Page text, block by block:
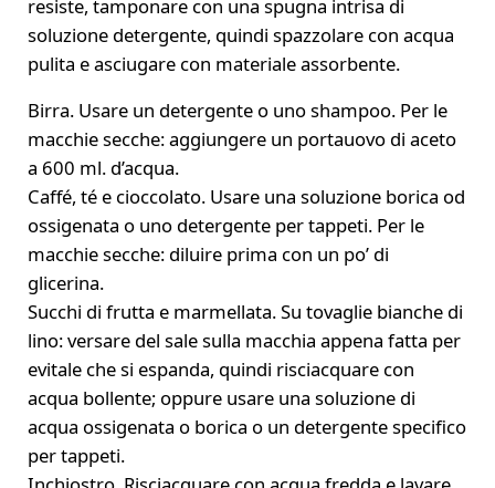
resiste, tamponare con una spugna intrisa di
soluzione detergente, quindi spazzolare con acqua
pulita e asciugare con materiale assorbente.
Birra. Usare un detergente o uno shampoo. Per le
macchie secche: aggiungere un portauovo di aceto
a 600 ml. d’acqua.
Caffé, té e cioccolato. Usare una soluzione borica od
ossigenata o uno detergente per tappeti. Per le
macchie secche: diluire prima con un po’ di
glicerina.
Succhi di frutta e marmellata. Su tovaglie bianche di
lino: versare del sale sulla macchia appena fatta per
evitale che si espanda, quindi risciacquare con
acqua bollente; oppure usare una soluzione di
acqua ossigenata o borica o un detergente specifico
per tappeti.